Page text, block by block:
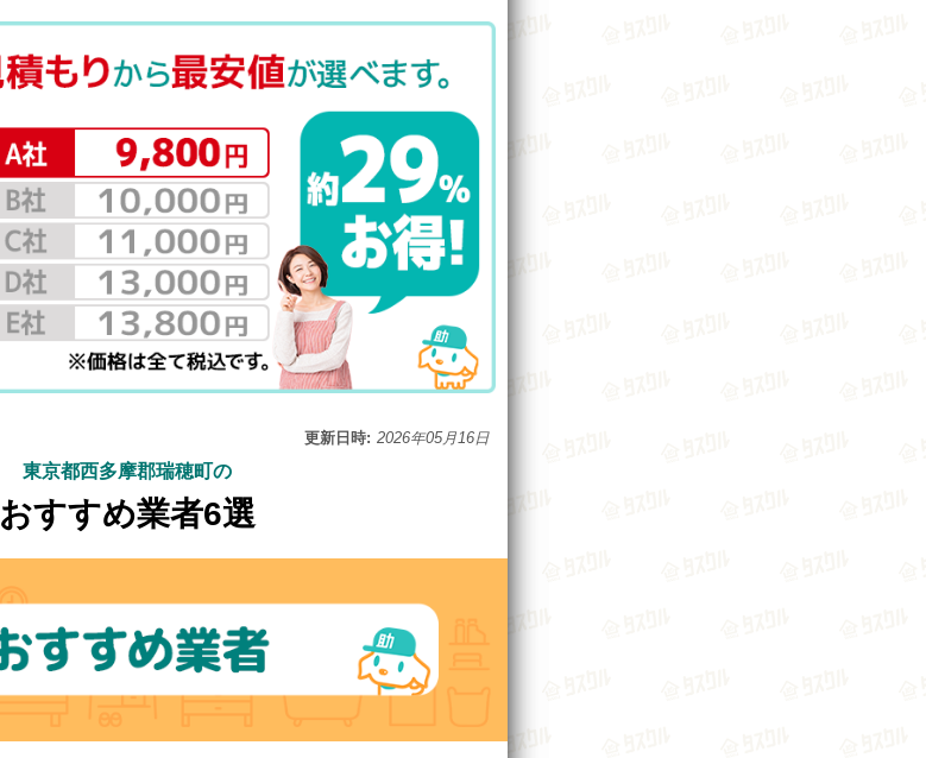
更新日時: 2026年05月16日
東京都西多摩郡瑞穂町の
おすすめ業者6選